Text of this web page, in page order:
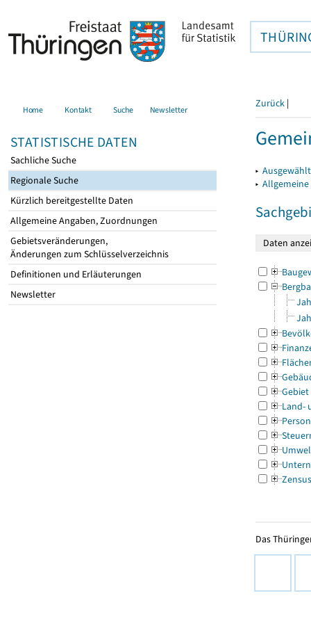
Home Kontakt Suche Newsletter
STATISTISCHE DATEN
Sachliche Suche
Regionale Suche
Kürzlich bereitgestellte Daten
Allgemeine Angaben, Zuordnungen
Gebietsveränderungen,
Änderungen zum Schlüsselverzeichnis
Definitionen und Erläuterungen
Newsletter
Zurück |
▸
▸
Gebiet
Land-
Zensus
Das